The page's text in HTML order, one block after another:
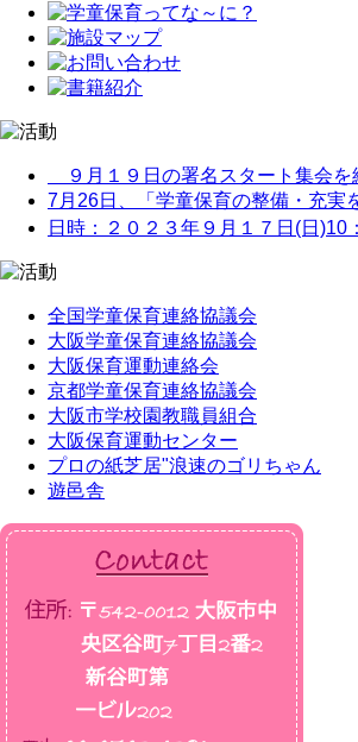
９月１９日の署名スタート集会を
7月26日、「学童保育の整備・充実
日時：２０２３年９月１７日(日
全国学童保育連絡協議会
大阪学童保育連絡協議会
大阪保育運動連絡会
京都学童保育連絡協議会
大阪市学校園教職員組合
大阪保育運動センター
プロの紙芝居"浪速のゴリちゃん
遊邑舎